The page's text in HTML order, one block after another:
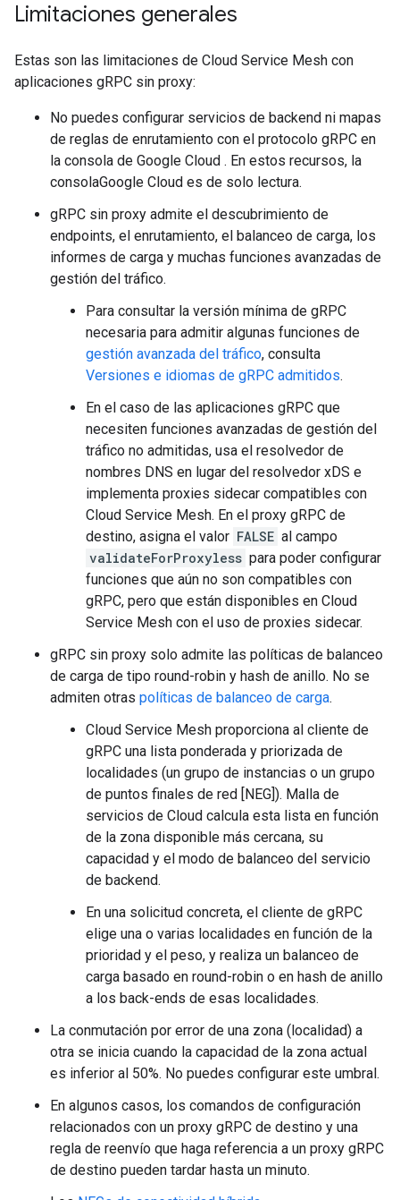
Limitaciones generales
Estas son las limitaciones de Cloud Service Mesh con
aplicaciones gRPC sin proxy:
No puedes configurar servicios de backend ni mapas
de reglas de enrutamiento con el protocolo gRPC en
la consola de Google Cloud . En estos recursos, la
consolaGoogle Cloud es de solo lectura.
gRPC sin proxy admite el descubrimiento de
endpoints, el enrutamiento, el balanceo de carga, los
informes de carga y muchas funciones avanzadas de
gestión del tráfico.
Para consultar la versión mínima de gRPC
necesaria para admitir algunas funciones de
gestión avanzada del tráfico, consulta
Versiones e idiomas de gRPC admitidos.
En el caso de las aplicaciones gRPC que
necesiten funciones avanzadas de gestión del
tráfico no admitidas, usa el resolvedor de
nombres DNS en lugar del resolvedor xDS e
implementa proxies sidecar compatibles con
Cloud Service Mesh. En el proxy gRPC de
destino, asigna el valor FALSE al campo
validateForProxyless para poder configurar
funciones que aún no son compatibles con
gRPC, pero que están disponibles en Cloud
Service Mesh con el uso de proxies sidecar.
gRPC sin proxy solo admite las políticas de balanceo
de carga de tipo round-robin y hash de anillo. No se
admiten otras políticas de balanceo de carga.
Cloud Service Mesh proporciona al cliente de
gRPC una lista ponderada y priorizada de
localidades (un grupo de instancias o un grupo
de puntos finales de red [NEG]). Malla de
servicios de Cloud calcula esta lista en función
de la zona disponible más cercana, su
capacidad y el modo de balanceo del servicio
de backend.
En una solicitud concreta, el cliente de gRPC
elige una o varias localidades en función de la
prioridad y el peso, y realiza un balanceo de
carga basado en round-robin o en hash de anillo
a los back-ends de esas localidades.
La conmutación por error de una zona (localidad) a
otra se inicia cuando la capacidad de la zona actual
es inferior al 50%. No puedes configurar este umbral.
En algunos casos, los comandos de configuración
relacionados con un proxy gRPC de destino y una
regla de reenvío que haga referencia a un proxy gRPC
de destino pueden tardar hasta un minuto.